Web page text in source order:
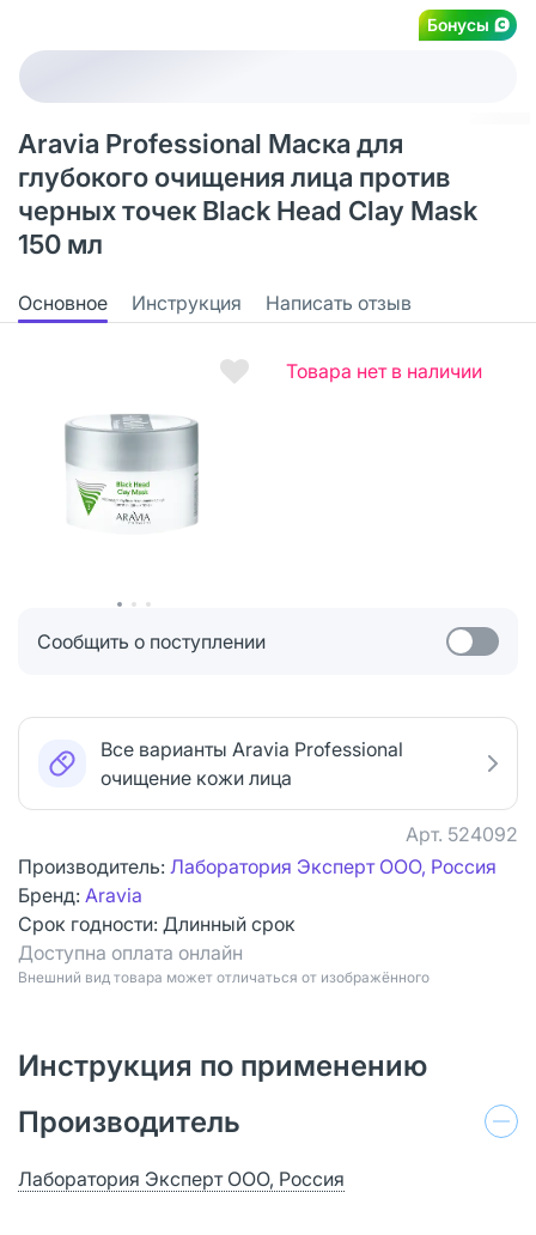
Бонусы
Aravia Professional Маска для
глубокого очищения лица против
черных точек Black Head Clay Mask
150 мл
Основное Инструкция Написать отзыв
Товара нет в наличии
Сообщить о поступлении
Все варианты Aravia Professional
очищение кожи лица
Арт. 524092
Производитель: Лаборатория Эксперт ООО, Россия
Бренд: Aravia
Срок годности: Длинный срок
Доступна оплата онлайн
Bнешний вид товара может отличаться от изображённого
Инструкция по применению
Производитель
Лаборатория Эксперт ООО, Россия